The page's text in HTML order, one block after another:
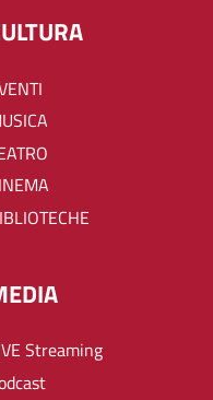
MUSICA
CINEMA
BIBLIOTECHE
Streaming